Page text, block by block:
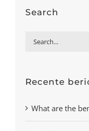
Search
Search
Recente
What are the